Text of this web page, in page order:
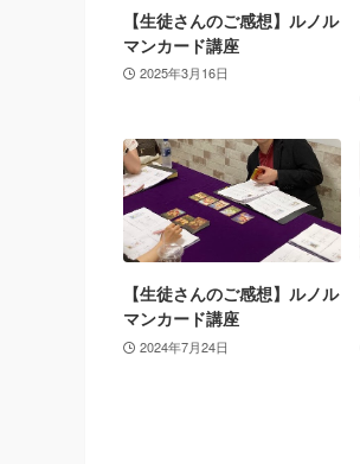
【生徒さんのご感想】ルノル
マンカード講座
2025年3月16日
【生徒さんのご感想】ルノル
マンカード講座
2024年7月24日